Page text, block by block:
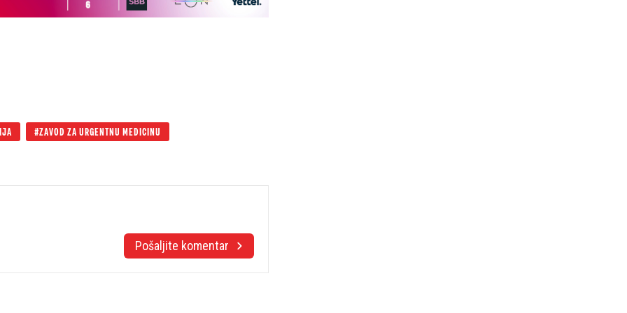
ZAVOD ZA URGENTNU MEDICINU
Pošaljite komentar